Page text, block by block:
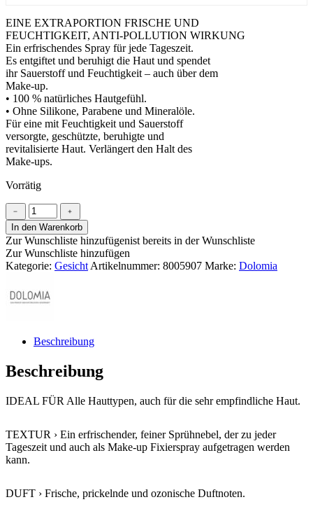
EINE EXTRAPORTION FRISCHE UND
FEUCHTIGKEIT, ANTI-POLLUTION WIRKUNG
Ein erfrischendes Spray für jede Tageszeit.
Es entgiftet und beruhigt die Haut und spendet
ihr Sauerstoff und Feuchtigkeit – auch über dem
Make-up.
• 100 % natürliches Hautgefühl.
• Ohne Silikone, Parabene und Mineralöle.
Für eine mit Feuchtigkeit und Sauerstoff
versorgte, geschützte, beruhigte und
revitalisierte Haut. Verlängert den Halt des
Make-ups.
Vorrätig
Gesichtsspray
aus
den
Dolomiten
Menge
﹣
﹢
In den Warenkorb
Zur Wunschliste hinzufügenist bereits in der Wunschliste
Zur Wunschliste hinzufügen
Kategorie: Gesicht Artikelnummer: 8005907 Marke: Dolomia
Beschreibung
Beschreibung
IDEAL FÜR Alle Hauttypen, auch für die sehr empfindliche Haut.
TEXTUR › Ein erfrischender, feiner Sprühnebel, der zu jeder
Tageszeit und auch als Make-up Fixierspray aufgetragen werden
kann.
DUFT › Frische, prickelnde und ozonische Duftnoten.